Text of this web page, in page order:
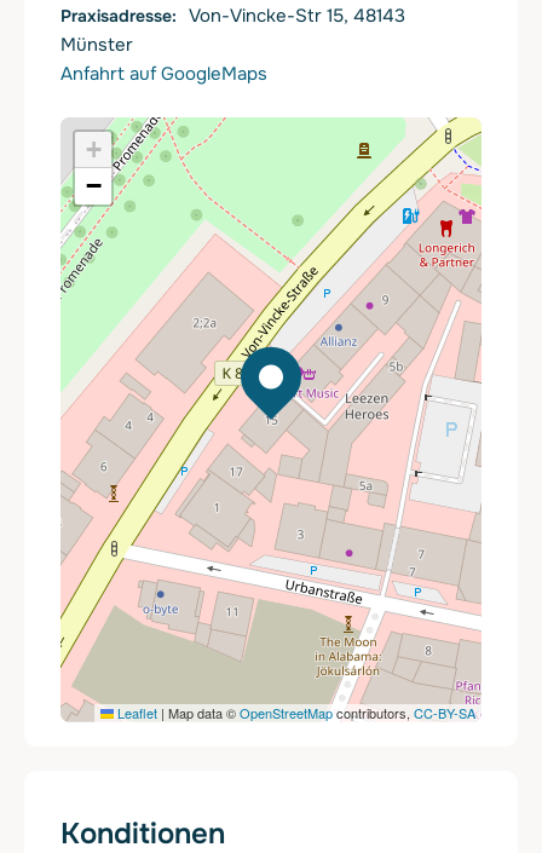
Von-Vincke-Str 15, 48143
Münster
Anfahrt auf GoogleMaps
+
−
Leaflet | Map data ©OpenStreetMapcontributors, CC-BY-SA
Konditionen